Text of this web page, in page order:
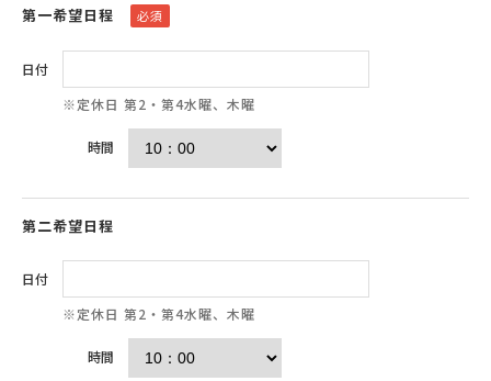
第一希望日程 必須
日付
※定休日 第2・第4水曜、木曜
時間
第二希望日程
日付
※定休日 第2・第4水曜、木曜
時間